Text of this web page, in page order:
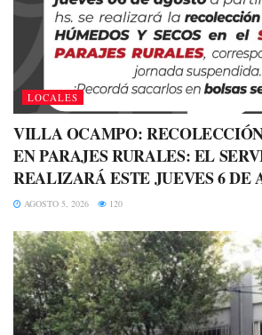
LOCALES
VILLA OCAMPO:
EN PARAJES RURALES: EL
REALIZARÁ ESTE JUEVES 6 DE
AGOSTO 5, 2026 120